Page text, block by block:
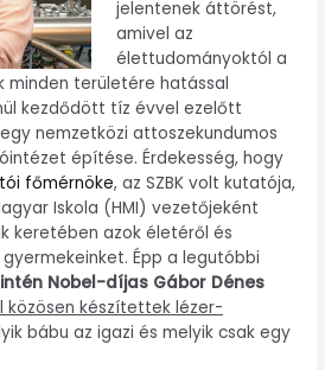
jelentenek áttörést,
amivel az
élettudományoktól a
minden területére hatással
kezdődött tíz évvel ezelőtt
nemzetközi attoszekundumos
építése. Érdekesség, hogy
főmérnöke, az SZBK volt kutatója,
Iskola (HMI) vezetőjeként
keretében azok életéről és
Épp a legutóbbi
Nobel-díjas Gábor Dénes
közösen készítettek lézer-
bábu az igazi és melyik csak egy